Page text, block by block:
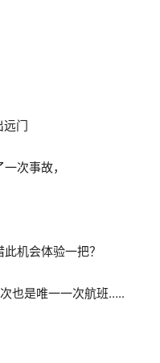
远门
次事故，
机会体验一把？
也是唯一一次航班…..